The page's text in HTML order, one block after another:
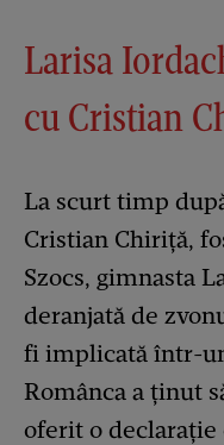
Larisa
cu Cristian
La scurt timp
Cristian Chiriță,
Szocs, gimnasta
deranjată de
fi implicată într-
Românca a ținut
oferit o